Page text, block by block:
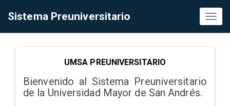
Sistema Preuniversitario
UMSA PREUNIVERSITARIO
Bienvenido al Sistema Preuniversitario
de la Universidad Mayor de San Andrés.